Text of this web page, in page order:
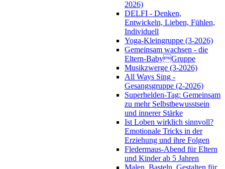
2026)
DELFI - Denken,
Entwickeln, Lieben, Fühlen,
Individuell
Yoga-Kleingruppe (3-2026)
Gemeinsam wachsen - die
Eltern-BabyGruppe
Musikzwerge (3-2026)
All Ways Sing -
Gesangsgruppe (2-2026)
Superhelden-Tag: Gemeinsam
zu mehr Selbstbewusstsein
und innerer Stärke
Ist Loben wirklich sinnvoll?
Emotionale Tricks in der
Erziehung und ihre Folgen
Fledermaus-Abend für Eltern
und Kinder ab 5 Jahren
Malen, Basteln, Gestalten für